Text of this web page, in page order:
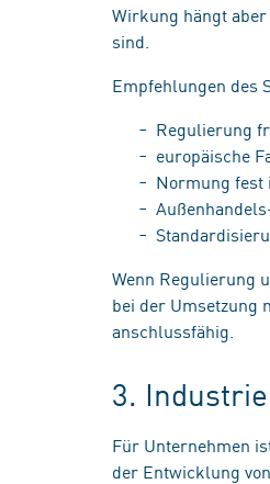
Wirkung hängt
sind.
Empfehlungen des
Regulierung
europäische
Normung fest
Wenn Regulierung
bei der Umsetzung
anschlussfähig.
3.
Für Unternehmen
der Entwicklung